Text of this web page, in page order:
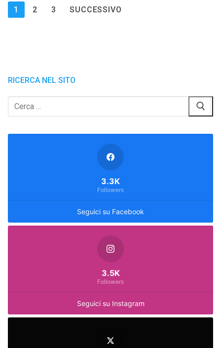
Paginazione
degli
1 2 3 SUCCESSIVO
RICERCA NEL SITO
Cerca:
Seguici su Facebook
3.3K
Followers
Seguici su Instagram
3.5K
Followers